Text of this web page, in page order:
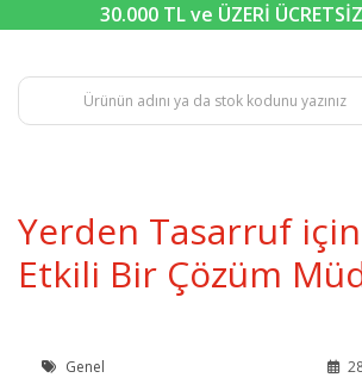
30.000 TL ve ÜZERİ
Yerden Tasarruf
Etkili Bir Çözüm
Genel